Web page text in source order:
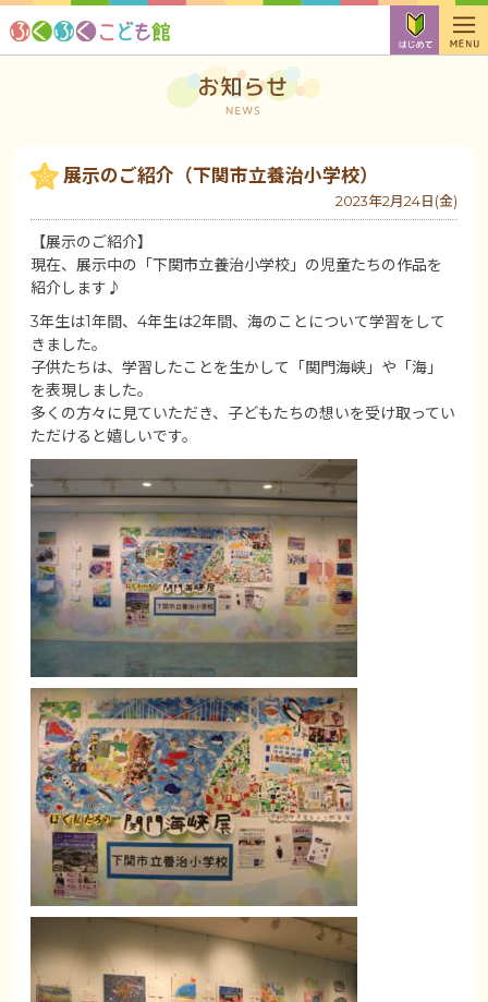
展示のご紹介（下関市立養治小学校）
2023年2月24日(金)
【展示のご紹介】
現在、展示中の「下関市立養治小学校」の児童たちの作品を
紹介します♪
3年生は1年間、4年生は2年間、海のことについて学習をして
きました。
子供たちは、学習したことを生かして「関門海峡」や「海」
を表現しました。
多くの方々に見ていただき、子どもたちの想いを受け取ってい
ただけると嬉しいです。